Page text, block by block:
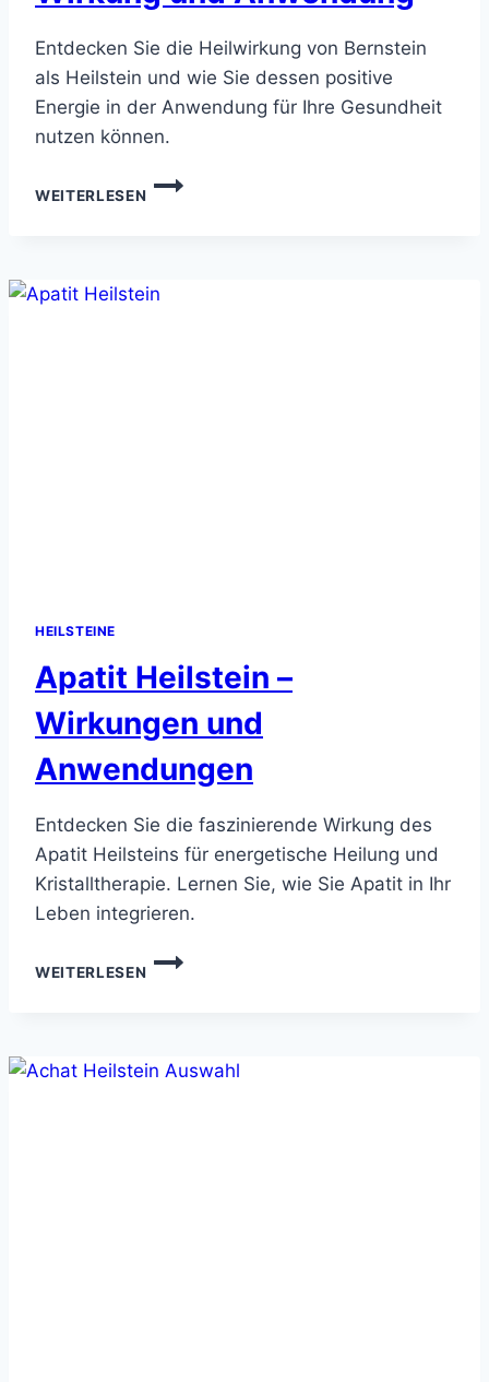
Entdecken Sie die Heilwirkung von Bernstein
als Heilstein und wie Sie dessen positive
Energie in der Anwendung für Ihre Gesundheit
nutzen können.
WEITERLESEN
BERNSTEIN
UND
HEILSTEINE
Apatit Heilstein –
Wirkungen und
Anwendungen
Entdecken Sie die faszinierende Wirkung des
Apatit Heilsteins für energetische Heilung und
Kristalltherapie. Lernen Sie, wie Sie Apatit in Ihr
Leben integrieren.
WEITERLESEN
APATIT
ANWENDUNGEN